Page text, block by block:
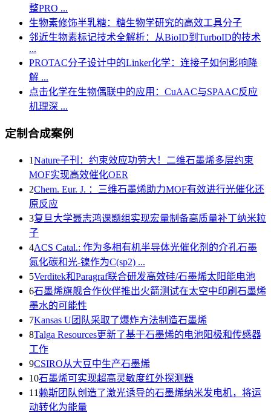
整PRO ...
生物素修饰半乳糖：糖生物学研究的高效工具分子
邻近生物素标记技术全解析：从BioID到TurboID的技术
...
PROTAC分子设计中的Linker化学：连接子如何影响降
解 ...
点击化学在生物偶联中的应用：CuAAC与SPAAC反应
机理深 ...
定制合成案例
1Nature子刊：约束效应功劳大！二维石墨烯多层约束
MOF实现高效催化OER
2Chem. Eur. J. ：三维石墨烯助力MOF有效进行光催化还
原反应
3复旦大学聂志鸿课题组实现宏量制备高质量补丁纳米粒
子
4ACS Catal.: 作为多相有机半导体光催化剂的介孔石墨
氮化碳和光-镍作为C(sp2) ...
5Verditek和Paragraf联合研发高效硅/石墨烯太阳能电池
6石墨烯旗舰合作伙伴推出火箭测试在太空中印刷石墨烯
墨水的可能性
7Kansas U团队采取了爆炸方法制造石墨烯
8Talga Resources更新了基于石墨烯的电池阳极和传感器
工作
9CSIRO从大豆中生产石墨烯
10石墨烯可实现超高灵敏度红外探测器
11赖斯团队创造了激光诱导的石墨烯纳米发电机，将运
动转化为能量